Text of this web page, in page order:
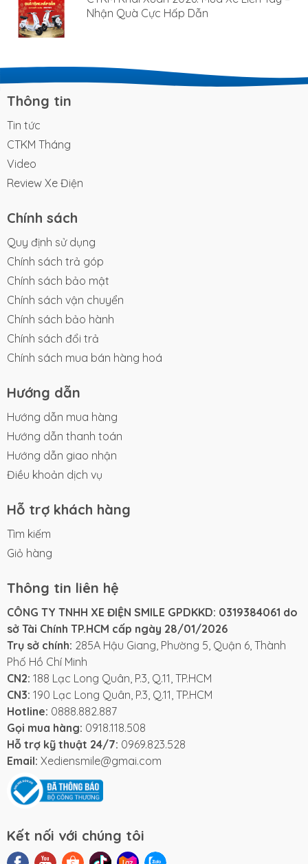
Nhận Quà Cực Hấp Dẫn
Thông tin
Tin tức
CTKM Tháng
Video
Review Xe Điện
Chính sách
Quy định sử dụng
Chính sách trả góp
Chính sách bảo mật
Chính sách vận chuyển
Chính sách bảo hành
Chính sách đổi trả
Chính sách mua bán hàng hoá
Hướng dẫn
Hướng dẫn mua hàng
Hướng dẫn thanh toán
Hướng dẫn giao nhận
Điều khoản dịch vụ
Hỗ trợ khách hàng
Tìm kiếm
Giỏ hàng
Thông tin liên hệ
CÔNG TY TNHH XE ĐIỆN SMILE GPDKKD: 0319384061 do
sở Tài Chính TP.HCM cấp ngày 28/01/2026
Trụ sở chính: 285A Hậu Giang, Phường 5, Quận 6, Thành
Phố Hồ Chí Minh
CN2: 188 Lạc Long Quân, P.3, Q.11, TP.HCM
CN3: 190 Lạc Long Quân, P.3, Q.11, TP.HCM
Hotline: 0888.882.887
Gọi mua hàng: 0918.118.508
Hỗ trợ kỹ thuật 24/7: 0969.823.528
Email: Xediensmile@gmai.com
Kết nối với chúng tôi